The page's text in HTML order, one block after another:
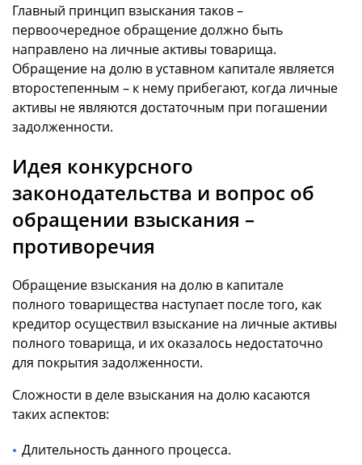
Главный принцип взыскания таков –
первоочередное обращение должно быть
направлено на личные активы товарища.
Обращение на долю в уставном капитале является
второстепенным – к нему прибегают, когда личные
активы не являются достаточным при погашении
задолженности.
Идея конкурсного
законодательства и вопрос об
обращении взыскания –
противоречия
Обращение взыскания на долю в капитале
полного товарищества наступает после того, как
кредитор осуществил взыскание на личные активы
полного товарища, и их оказалось недостаточно
для покрытия задолженности.
Сложности в деле взыскания на долю касаются
таких аспектов:
Длительность данного процесса.